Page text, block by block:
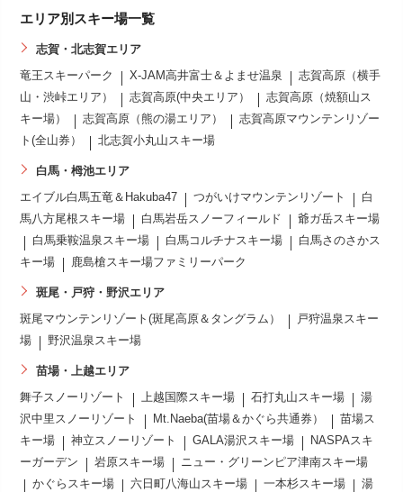
エリア別スキー場一覧
志賀・北志賀エリア
竜王スキーパーク X-JAM高井富士＆よませ温泉
志賀高原（横手
山・渋峠エリア）
志賀高原(中央エリア）
志賀高原（焼額山ス
キー場）
志賀高原（熊の湯エリア）
志賀高原マウンテンリゾー
ト(全山券）
北志賀小丸山スキー場
白馬・栂池エリア
エイブル白馬五竜＆Hakuba47 つがいけマウンテンリゾート
白
馬八方尾根スキー場
白馬岩岳スノーフィールド
爺ガ岳スキー場
白馬乗鞍温泉スキー場
白馬コルチナスキー場
白馬さのさかス
キー場
鹿島槍スキー場ファミリーパーク
斑尾・戸狩・野沢エリア
斑尾マウンテンリゾート(斑尾高原＆タングラム）
戸狩温泉スキー
場
野沢温泉スキー場
苗場・上越エリア
舞子スノーリゾート 上越国際スキー場 石打丸山スキー場
湯
沢中里スノーリゾート
Mt.Naeba(苗場＆かぐら共通券）
苗場ス
キー場
神立スノーリゾート GALA湯沢スキー場
NASPAスキ
ーガーデン
岩原スキー場
ニュー・グリーンピア津南スキー場
かぐらスキー場
六日町八海山スキー場 一本杉スキー場
湯